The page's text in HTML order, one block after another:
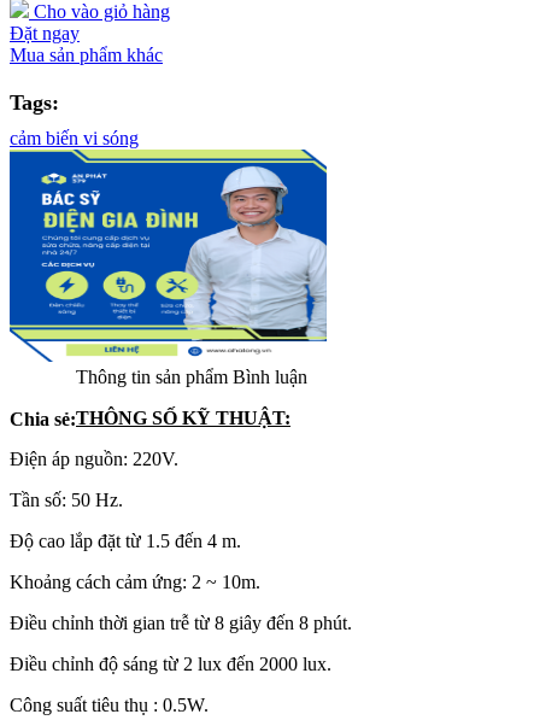
Cho vào giỏ hàng
Đặt ngay
Mua sản phẩm khác
Tags:
cảm biến vi sóng
Chia sẻ:
Thông tin sản phẩm Bình luận
THÔNG SỐ KỸ THUẬT:
Điện áp nguồn: 220V.
Tần số: 50 Hz.
Độ cao lắp đặt từ 1.5 đến 4 m.
Khoảng cách cảm ứng: 2 ~ 10m.
Điều chỉnh thời gian trễ từ 8 giây đến 8 phút.
Điều chỉnh độ sáng từ 2 lux đến 2000 lux.
Công suất tiêu thụ : 0.5W.